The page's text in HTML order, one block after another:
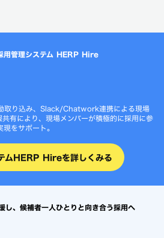
用管理システム HERP Hire
取り込み、Slack/Chatwork連携による現場
有により、現場メンバーが積極的に採用に参
をサポート。
ムHERP Hireを詳しくみる
し、候補者一人ひとりと向き合う採用へ